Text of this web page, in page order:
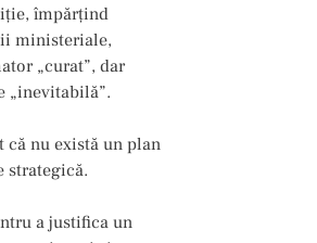
împărțind
ministeriale,
„curat”, dar
„inevitabilă”.
că nu există un plan
strategică.
a justifica un